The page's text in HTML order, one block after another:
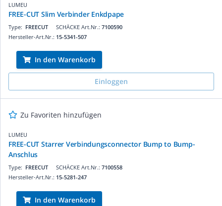
LUMEU
FREE-CUT Slim Verbinder Enkdpape
SCHÄCKE Art.Nr.: 7100590
Type: FREECUT
Hersteller-Art.Nr.: 15-5341-507
In den Warenkorb
Einloggen
Zu Favoriten hinzufügen
LUMEU
FREE-CUT Starrer Verbindungsconnector Bump to Bump-
Anschlus
SCHÄCKE Art.Nr.: 7100558
Type: FREECUT
Hersteller-Art.Nr.: 15-5281-247
In den Warenkorb